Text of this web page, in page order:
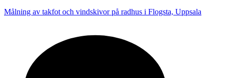
Målning av takfot och vindskivor på radhus i Flogsta, Uppsala